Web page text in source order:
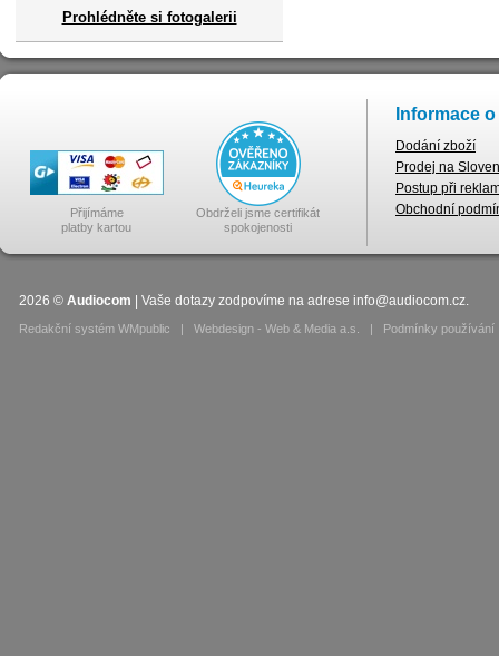
Prohlédněte si fotogalerii
Přijímáme
platby kartou
Obdrželi jsme certifikát
spokojenosti
Informace
Dodání zboží
Prodej na
Postup při
Obchodní
2026 © Audiocom | Vaše dotazy zodpovíme na adrese info@audiocom.cz.
Redakční systém WMpublic | Webdesign - Web & Media a.s. | Podmínky používání